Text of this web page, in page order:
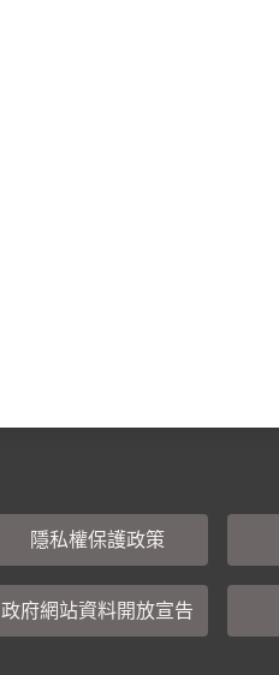
隱私權保護政策
政府網站資料開放宣告